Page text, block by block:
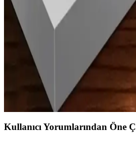
Spoyi’nin retro tasarımlı glossy iPhone 7
ve dayanıklılık sunar. Uygun fiyatlı ve
telefonunuzu korurken tarzınızı yansıtır.
iPhone 13 ve 14 için en iyi
ve kullanım rehberi
iPhone 13 ve 14 modelleri için çeşitli
avantajları ve seçim kriterleriyle
anlatan rehber.
Kullanıcı Yorumlarından Öne